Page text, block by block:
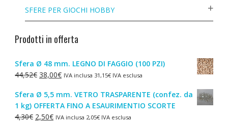
SFERE PER GIOCHI HOBBY
Prodotti in offerta
Sfera Ø 48 mm. LEGNO DI FAGGIO (100 PZI)
44,52€ Il
originale
era:
44,52€.
38,00€Il
attuale
è:
38,00€.
IVA inclusa 31,15€IVA esclusa
Sfera Ø 5,5 mm. VETRO TRASPARENTE (confez. da
1 kg) OFFERTA FINO A ESAURIMENTIO SCORTE
4,30€ Il
2,50€IlIVA inclusa 2,05€IVA esclusa